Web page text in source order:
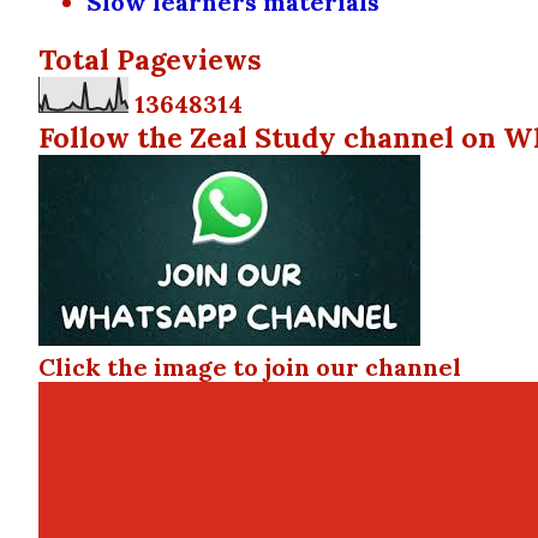
Total Pageviews
13648314
Follow the Zeal Study channel on
Click the image to join our channel